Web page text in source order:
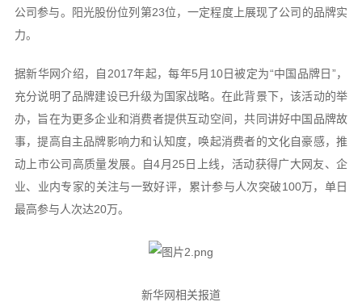
公司参与。阳光股份位列第23位，一定程度上展现了公司的品牌实
力。
据新华网介绍，自2017年起，每年5月10日被定为“中国品牌日”，
充分说明了品牌建设已升级为国家战略。在此背景下，该活动的举
办，旨在为更多企业和消费者提供互动空间，共同讲好中国品牌故
事，提高自主品牌影响力和认知度，唤起消费者的文化自豪感，推
动上市公司高质量发展。自4月25日上线，活动获得广大网友、企
业、业内专家的关注与一致好评，累计参与人次突破100万，单日
最高参与人次达20万。
新华网相关报道